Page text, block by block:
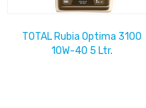
TOTAL Rubia Optima 3100
10W-40 5 Ltr.